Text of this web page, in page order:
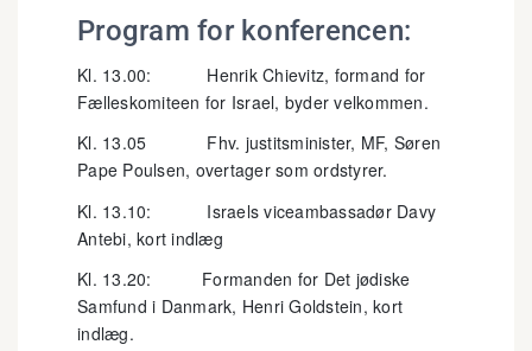
Program for konferencen:
Kl. 13.00: Henrik Chievitz, formand for
Fælleskomiteen for Israel, byder velkommen.
Kl. 13.05 Fhv. justitsminister, MF, Søren
Pape Poulsen, overtager som ordstyrer.
Kl. 13.10: Israels viceambassadør Davy
Antebi, kort indlæg
Kl. 13.20: Formanden for Det jødiske
Samfund i Danmark, Henri Goldstein, kort
indlæg.